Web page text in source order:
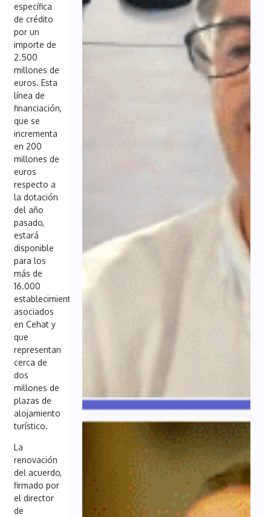
específica
de crédito
por un
importe de
2.500
millones de
euros. Esta
línea de
financiación,
que se
incrementa
en 200
millones de
euros
respecto a
la dotación
del año
pasado,
estará
disponible
para los
más de
16.000
establecimientos
asociados
en Cehat y
que
representan
cerca de
dos
millones de
plazas de
alojamiento
turístico.
La
renovación
del acuerdo,
firmado por
el director
de